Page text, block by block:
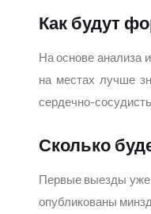
Как будут
На основе анализа
на местах лучше
сердечно-
Сколько
Первые выезды уже
опубликованы